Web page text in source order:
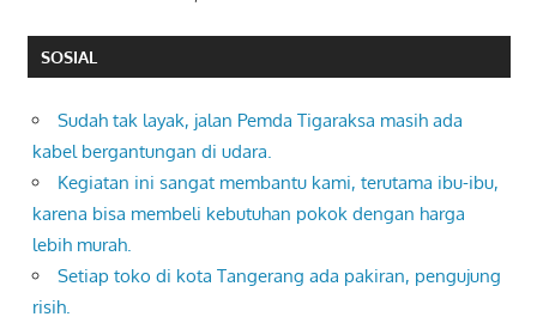
SOSIAL
Sudah tak layak, jalan Pemda Tigaraksa masih ada
kabel bergantungan di udara.
Kegiatan ini sangat membantu kami, terutama ibu-ibu,
karena bisa membeli kebutuhan pokok dengan harga
lebih murah.
Setiap toko di kota Tangerang ada pakiran, pengujung
risih.